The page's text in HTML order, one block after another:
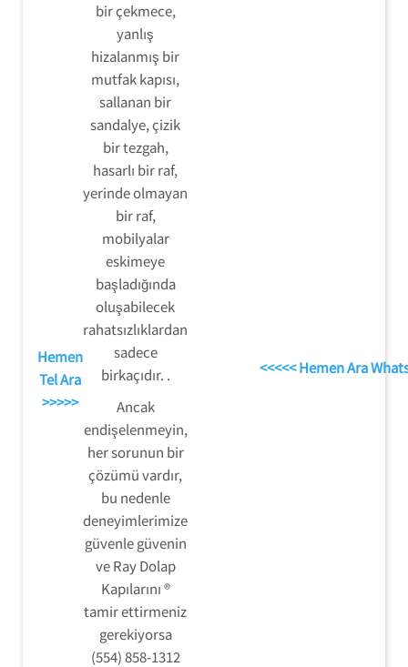
Hemen
Tel Ara
>>>>>
bir çekmece,
yanlış
hizalanmış bir
mutfak kapısı,
sallanan bir
sandalye, çizik
bir tezgah,
hasarlı bir raf,
yerinde olmayan
bir raf,
mobilyalar
eskimeye
başladığında
oluşabilecek
rahatsızlıklardan
sadece
birkaçıdır. .
Ancak
endişelenmeyin,
her sorunun bir
çözümü vardır,
bu nedenle
deneyimlerimize
güvenle güvenin
ve Ray Dolap
Kapılarını ®
tamir ettirmeniz
gerekiyorsa
(554) 858-1312
<<<<< Hemen Ara